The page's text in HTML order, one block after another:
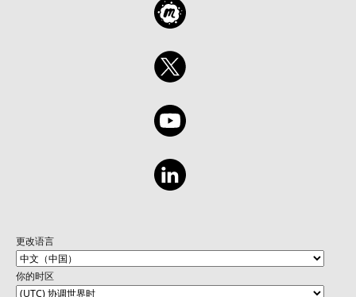
更改语言
你的时区